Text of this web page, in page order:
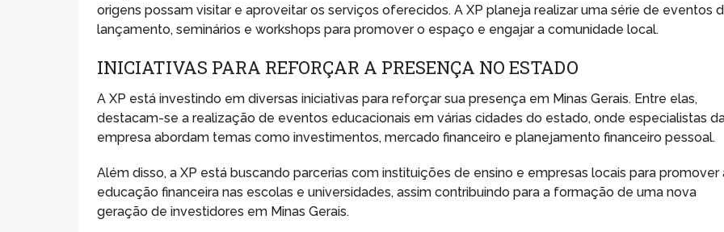
origens possam visitar e aproveitar os serviços oferecidos. A XP planeja realizar uma série de eventos
lançamento, seminários e workshops para promover o espaço e engajar a comunidade local.
INICIATIVAS PARA REFORÇAR A PRESENÇA NO ESTADO
A XP está investindo em diversas iniciativas para reforçar sua presença em Minas Gerais. Entre elas,
destacam-se a realização de eventos educacionais em várias cidades do estado, onde especialistas
empresa abordam temas como investimentos, mercado financeiro e planejamento financeiro pessoal.
Além disso, a XP está buscando parcerias com instituições de ensino e empresas locais para promover
educação financeira nas escolas e universidades, assim contribuindo para a formação de uma nova
geração de investidores em Minas Gerais.